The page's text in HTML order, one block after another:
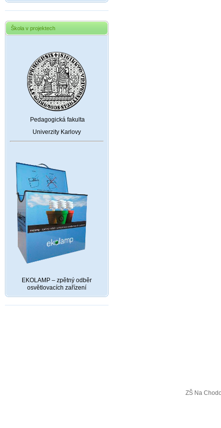
Škola v projektech
Pedagogická fakulta
Univerzity Karlovy
EKOLAMP – zpětný odběr
osvětlovacích zařízení
ZŠ Na